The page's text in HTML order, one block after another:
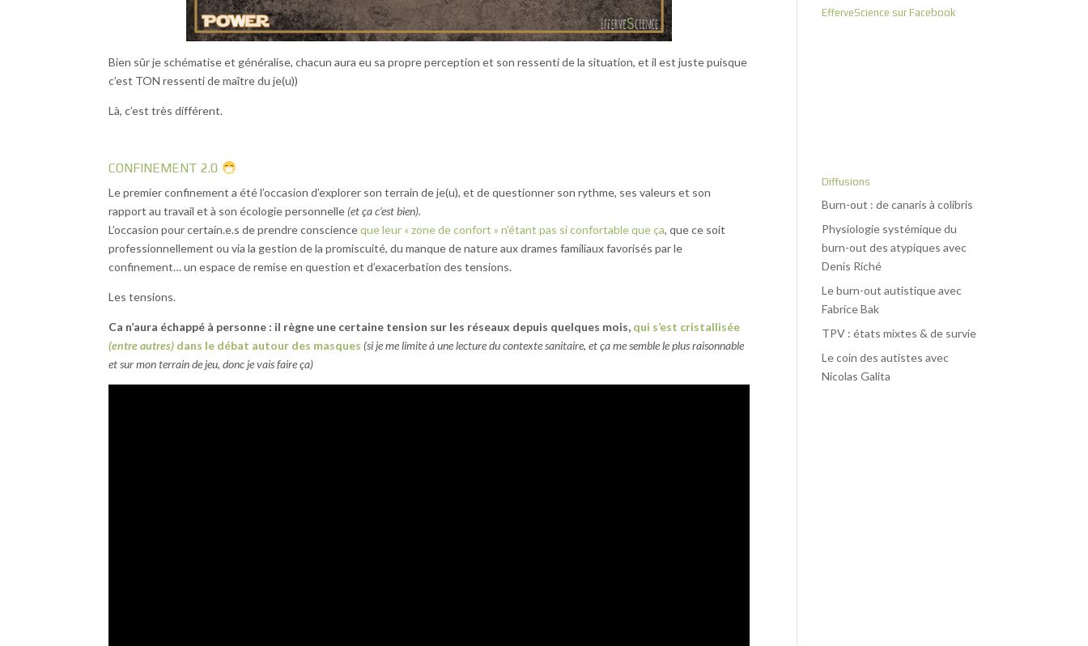
Bien sûr je schématise et généralise, chacun aura eu sa propre perception et son ressenti de la situation, et il est juste puisque
c’est TON ressenti de maître du je(u))
Là, c’est très différent.
CONFINEMENT 2.0
Le premier confinement a été l’occasion d’explorer son terrain de je(u), et de questionner son rythme, ses valeurs et son
rapport au travail et à son écologie personnelle (et ça c’est bien).
L’occasion pour certain.e.s de prendre conscienceque leur « zone de confort » n’étant pas si confortable que ça, que ce soit
professionnellement ou via la gestion de la promiscuité, du manque de nature aux drames familiaux favorisés par le
confinement… un espace de remise en question et d’exacerbation des tensions.
Les tensions.
Ca n’aura échappé à personne : il règne une certaine tension sur les réseaux depuis quelques mois, qui s’est cristallisée
(entre autres) dans le débat autour des masques (si je me limite à une lecture du contexte sanitaire, et ça me semble le plus raisonnable
et sur mon terrain de jeu, donc je vais faire ça)
EfferveScience sur Facebook
Diffusions
Burn-out : de canaris à colibris
Physiologie systémique du
burn-out des atypiques avec
Denis Riché
Le burn-out autistique avec
Fabrice Bak
TPV : états mixtes & de survie
Le coin des autistes avec
Nicolas Galita